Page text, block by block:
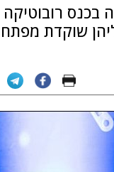
שוקדת